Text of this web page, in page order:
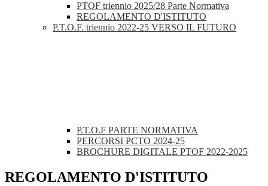
PTOF triennio 2025/28 Parte Normativa
REGOLAMENTO D'ISTITUTO
P.T.O.F. triennio 2022-25 VERSO IL FUTURO
P.T.O.F PARTE NORMATIVA
PERCORSI PCTO 2024-25
BROCHURE DIGITALE PTOF 2022-2025
REGOLAMENTO D'ISTITUTO